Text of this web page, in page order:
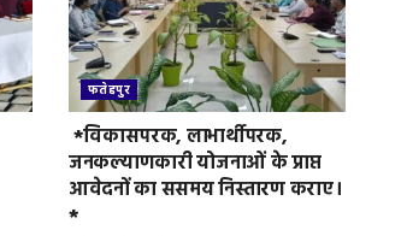
फतेहपुर
*विकासपरक, लाभार्थीपरक,
जनकल्याणकारी योजनाओं के प्राप्त
आवेदनों का ससमय निस्तारण कराए।
*